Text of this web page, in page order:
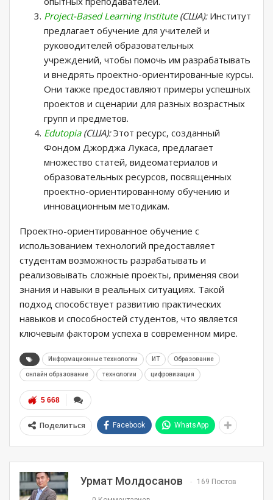
Project-Based Learning Institute(США):Институт
предлагает обучение для учителей и
руководителей образовательных
учреждений, чтобы помочь им разрабатывать
и внедрять проектно-ориентированные курсы.
Они также предоставляют примеры успешных
проектов и сценарии для разных возрастных
групп и предметов.
Edutopia(США):Этот ресурс, созданный
Фондом Джорджа Лукаса, предлагает
множество статей, видеоматериалов и
образовательных ресурсов, посвященных
проектно-ориентированному обучению и
инновационным методикам.
Проектно-ориентированное обучение с
использованием технологий предоставляет
студентам возможность разрабатывать и
реализовывать сложные проекты, применяя свои
знания и навыки в реальных ситуациях. Такой
подход способствует развитию практических
навыков и способностей студентов, что является
ключевым фактором успеха в современном мире.
Информационные технологии ИТ Образование
онлайн образование технологии цифровизация
5 668
Поделиться Facebook WhatsApp
Урмат Молдосанов 169 Постов